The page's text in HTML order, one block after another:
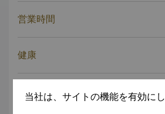
営業時間
健康
服装
当社は、サイトの機能を有効にし